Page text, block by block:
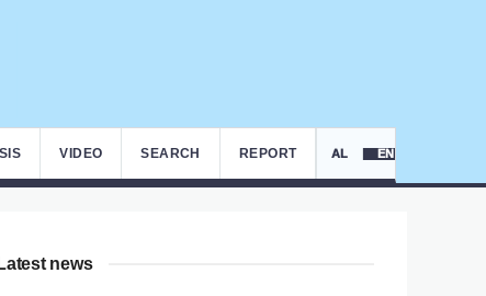
VIDEO SEARCH REPORT AL EN
Latest news